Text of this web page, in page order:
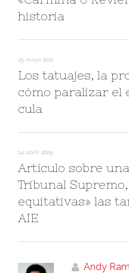
historia
25 mayo 2011
Los tatuajes, la
cómo paralizar
cula
14 abril 2009
Artí­culo sobre
Tribunal
equitativas» las
AIE
Andy